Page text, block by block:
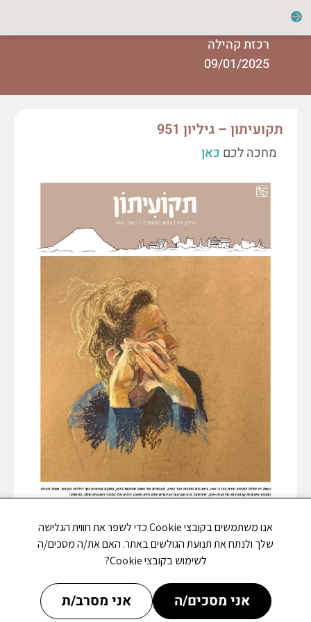
רכזת קהילה
09/01/2025
תקועיתון – גיליון 951
מחכה לכם כאן
אנו משתמשים בקובצי Cookie כדי לשפר את חווית הגלישה
שלך ולנתח את תנועת הגולשים באתר. האם את/ה מסכים/ה
לשימוש בקובצי Cookie?
אני מסכים/ה אני מסרב/ת